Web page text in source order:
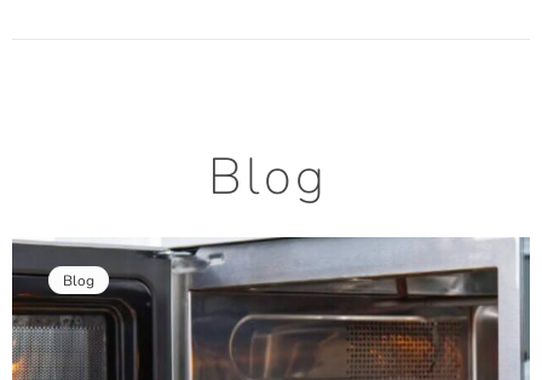
Blog
Blog